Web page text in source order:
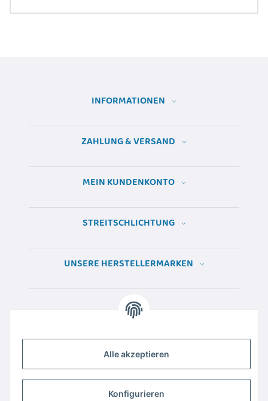
Alle akzeptieren
Konfigurieren
INFORMATIONEN
ZAHLUNG & VERSAND
MEIN KUNDENKONTO
STREITSCHLICHTUNG
UNSERE HERSTELLERMARKEN